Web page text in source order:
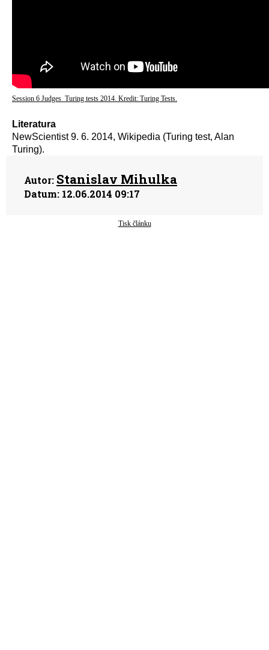
Session 6 Judges_Turing tests 2014. Kredit: Turing Tests.
Literatura
NewScientist 9. 6. 2014, Wikipedia (Turing test, Alan
Turing).
Autor: Stanislav Mihulka
Datum: 12.06.2014 09:17
Tisk článku